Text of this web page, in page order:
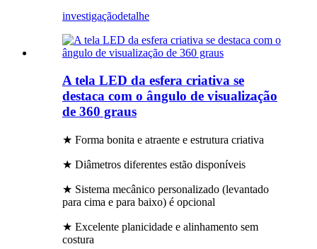
investigaçãodetalhe
A tela LED da esfera criativa se
destaca com o ângulo de visualização
de 360 ​​graus
★ Forma bonita e atraente e estrutura criativa
★ Diâmetros diferentes estão disponíveis
★ Sistema mecânico personalizado (levantado
para cima e para baixo) é opcional
★ Excelente planicidade e alinhamento sem
costura